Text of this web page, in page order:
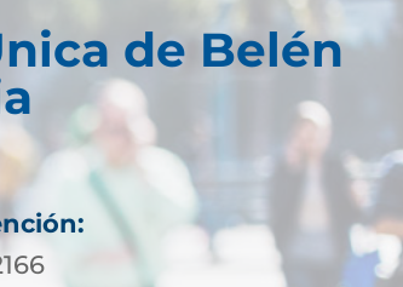
de Belén